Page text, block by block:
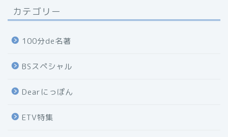
カテゴリー
100分de名著
BSスペシャル
Dearにっぽん
ETV特集